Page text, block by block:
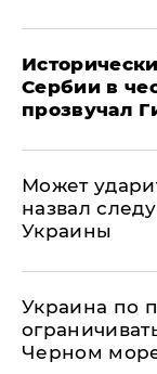
Сербии в
прозвучал
Может
назвал
Украины
Украина по
Черном